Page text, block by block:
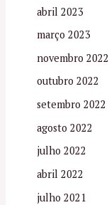
abril 2023
março 2023
novembro 2022
outubro 2022
setembro 2022
agosto 2022
julho 2022
abril 2022
julho 2021